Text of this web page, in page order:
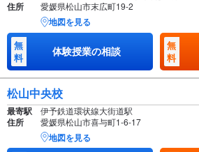
住所 愛媛県松山市末広町19-2
地図を見る
無
料
体験授業の相談
無
料
松山中央校
最寄駅 伊予鉄道環状線大街道駅
住所 愛媛県松山市喜与町1-6-17
地図を見る